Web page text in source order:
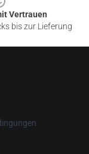
Vertrauen
bis zur Lieferung